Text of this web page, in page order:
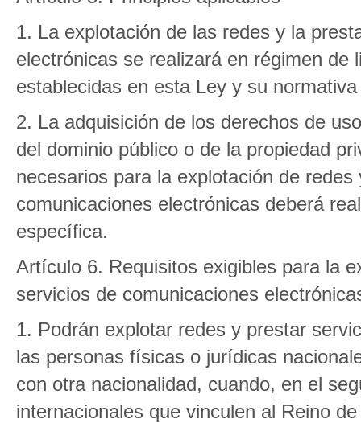
1. La explotación de las redes y la
electrónicas se realizará en régimen
establecidas en esta Ley y su
2. La adquisición de los derechos de
del dominio público o de la propiedad
necesarios para la explotación de
comunicaciones electrónicas deberá
específica.
Artículo 6. Requisitos exigibles para la
servicios de comunicaciones
1. Podrán explotar redes y prestar
las personas físicas o jurídicas
con otra nacionalidad, cuando, en el
internacionales que vinculen al Reino